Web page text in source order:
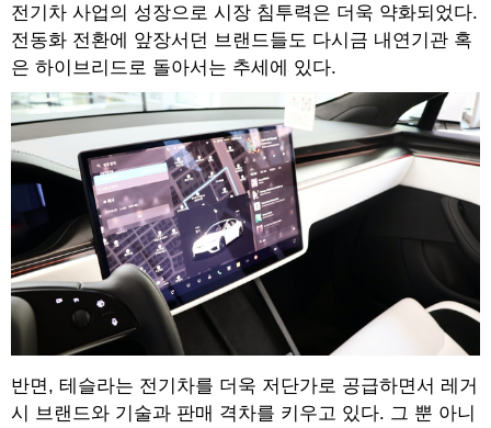
전기차 사업의 성장으로 시장 침투력은 더욱 약화되었다.
전동화 전환에 앞장서던 브랜드들도 다시금 내연기관 혹
은 하이브리드로 돌아서는 추세에 있다.
반면, 테슬라는 전기차를 더욱 저단가로 공급하면서 레거
시 브랜드와 기술과 판매 격차를 키우고 있다. 그 뿐 아니